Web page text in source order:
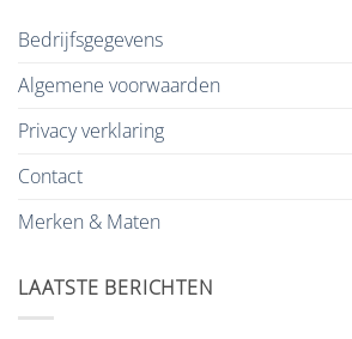
Bedrijfsgegevens
Algemene voorwaarden
Privacy verklaring
Contact
Merken & Maten
LAATSTE BERICHTEN